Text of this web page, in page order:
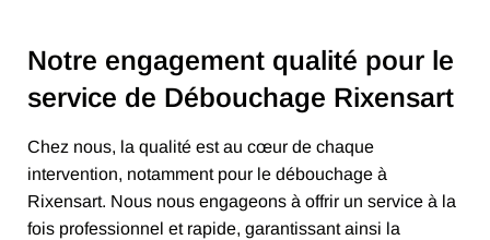
Notre engagement qualité pour le
service de Débouchage Rixensart
Chez nous, la qualité est au cœur de chaque
intervention, notamment pour le débouchage à
Rixensart. Nous nous engageons à offrir un service à la
fois professionnel et rapide, garantissant ainsi la